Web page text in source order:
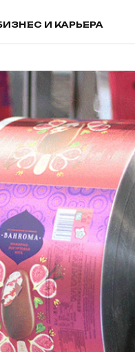
И КАРЬЕРА